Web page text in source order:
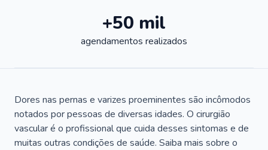
+50 mil
agendamentos realizados
Dores nas pernas e varizes proeminentes são incômodos
notados por pessoas de diversas idades. O cirurgião
vascular é o profissional que cuida desses sintomas e de
muitas outras condições de saúde. Saiba mais sobre o